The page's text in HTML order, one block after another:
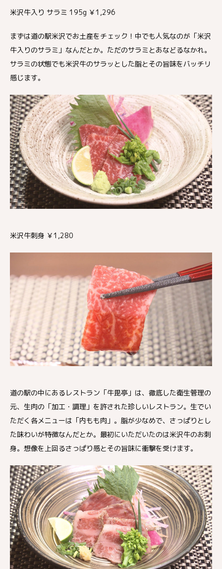
米沢牛入り サラミ 195g ￥1,296
まずは道の駅米沢でお土産をチェック！中でも人気なのが「米沢
牛入りのサラミ」なんだとか。ただのサラミとあなどるなかれ。
サラミの状態でも米沢牛のサラッとした脂とその旨味をバッチリ
感じます。
米沢牛刺身 ￥1,280
道の駅の中にあるレストラン「牛毘亭」は、徹底した衛生管理の
元、生肉の「加工・調理」を許された珍しいレストラン。生でい
ただく各メニューは「内もも肉」。脂が少なめで、さっぱりとし
た味わいが特徴なんだとか。最初にいただいたのは米沢牛のお刺
身。想像を上回るさっぱり感とその旨味に衝撃を受けます。